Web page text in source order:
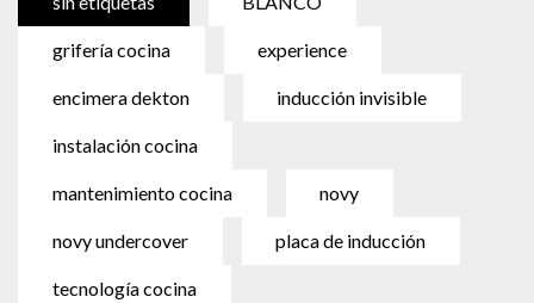
grifería cocina experience
encimera dekton inducción invisible
instalación cocina
mantenimiento cocina novy
novy undercover placa de inducción
tecnología cocina